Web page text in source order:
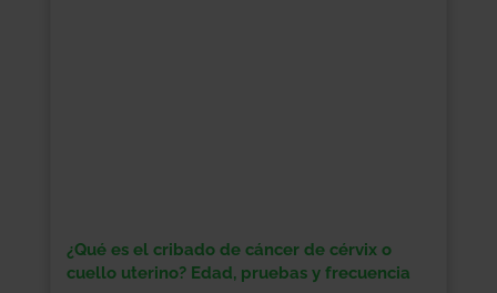
¿Qué es el cribado de cáncer de cérvix o
cuello uterino? Edad, pruebas y frecuencia